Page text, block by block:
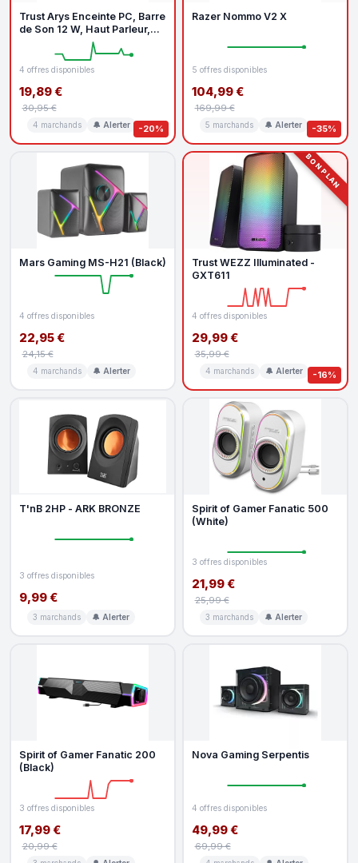
-20%
Trust Arys Enceinte PC, Barre
de Son 12 W, Haut Parleur,
4 offres disponibles
19,89 €
30,95 €
4 marchands 🔔 Alerter -35%
Razer Nommo V2 X
5 offres disponibles
104,99 €
169,99 €
5 marchands 🔔 Alerter
Mars Gaming MS-H21 (Black)
4 offres disponibles
22,95 €
24,15 €
4 marchands 🔔 Alerter
BON PLAN
-16%
Trust WEZZ Illuminated -
GXT611
4 offres disponibles
29,99 €
35,99 €
4 marchands 🔔 Alerter
T'nB 2HP - ARK BRONZE
3 offres disponibles
9,99 €
3 marchands 🔔 Alerter
Spirit of Gamer Fanatic 500
(White)
3 offres disponibles
21,99 €
25,99 €
3 marchands 🔔 Alerter
Spirit of Gamer Fanatic 200
(Black)
3 offres disponibles
17,99 €
20,99 €
Nova Gaming Serpentis
4 offres disponibles
49,99 €
69,99 €